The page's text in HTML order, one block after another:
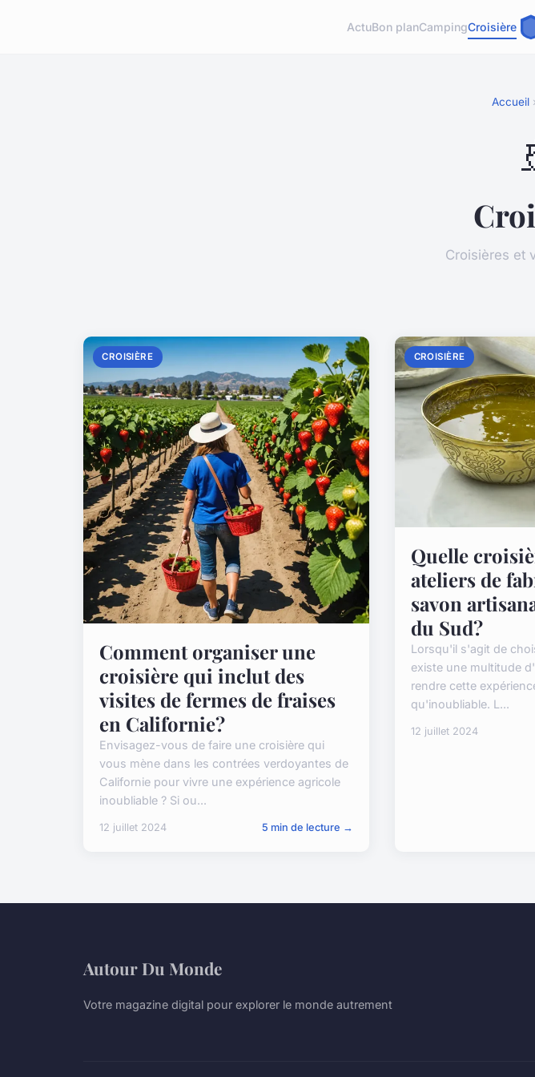
ActuBon planCampingCroisière
Accueil
Croisières et
CROISIÈRE
Comment organiser une
croisière qui inclut des
visites de fermes de fraises
en Californie?
Envisagez-vous de faire une croisière qui
vous mène dans les contrées verdoyantes de
Californie pour vivre une expérience agricole
inoubliable ? Si ou...
12 juillet 2024 5 min de lecture →
CROISIÈRE
Quelle
ateliers de
savon
du Sud?
Lorsqu'il s'agit de
existe une multitude
rendre cette
qu'inoubliable. L...
12 juillet 2024
Autour Du Monde
Votre magazine digital pour explorer le monde autrement